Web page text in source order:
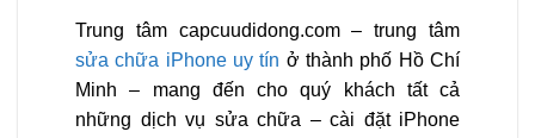
Trung tâm capcuudidong.com– trung tâm
sửa chữa iPhone uy tín ở thành phố Hồ Chí
Minh – mang đến cho quý khách tất cả
những dịch vụ sửa chữa – cài đặt iPhone